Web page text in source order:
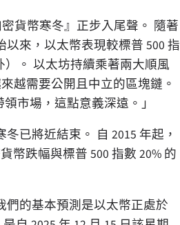
貨幣寒冬』正步入尾聲。 隨著
來，以太幣表現較標普 500 指
）。 以太坊持續乘著兩大順風
越需要公開且中立的區塊鏈。
市場，這點意義深遠。」
已將近結束。 自 2015 年起，
幣跌幅與標普 500 指數 20% 的
們的基本預測是以太幣正處於